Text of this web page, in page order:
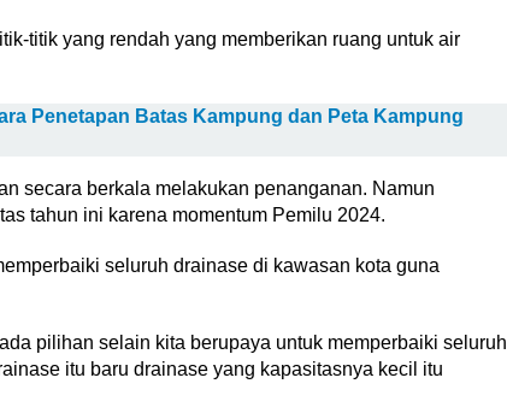
titik yang rendah yang memberikan ruang untuk air
Penetapan Batas Kampung dan Peta Kampung
secara berkala melakukan penanganan. Namun
tahun ini karena momentum Pemilu 2024.
seluruh drainase di kawasan kota guna
pilihan selain kita berupaya untuk memperbaiki seluruh
itu baru drainase yang kapasitasnya kecil itu